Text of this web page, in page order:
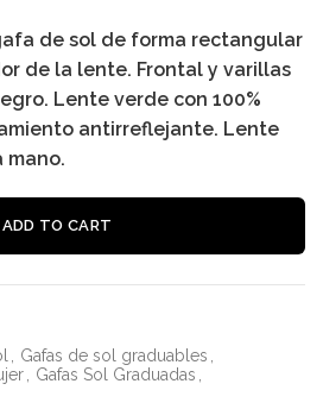
de sol de forma rectangular
de la lente. Frontal y varillas
Lente verde con 100%
antirreflejante. Lente
mano.
ADD TO CART
Gafas de sol graduables
Gafas Sol Graduadas